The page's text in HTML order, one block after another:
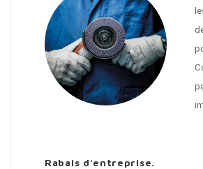
Rabais d'entreprise.